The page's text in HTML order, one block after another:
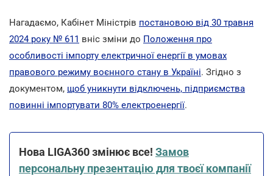
Нагадаємо, Кабінет Міністрів постановою від 30 травня
2024 року № 611 вніс зміни до Положення про
особливості імпорту електричної енергії в умовах
правового режиму воєнного стану в Україні. Згідно з
документом, щоб уникнути відключень, підприємства
повинні імпортувати 80% електроенергії.
Нова LIGA360 змінює все! Замов
персональну презентацію для твоєї компанії